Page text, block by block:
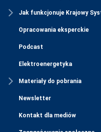
Jak funkcjonuje Krajowy
Opracowania eksperckie
Podcast
Elektroenergetyka
Materiały do pobrania
Newsletter
Kontakt dla mediów